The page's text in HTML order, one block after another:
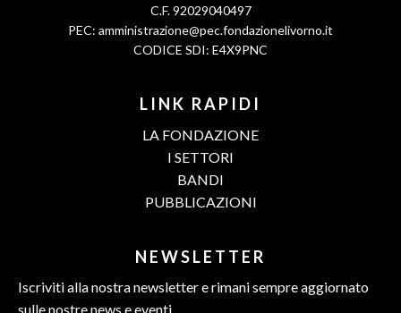
C.F. 92029040497
PEC: amministrazione@pec.fondazionelivorno.it
CODICE SDI: E4X9PNC
LINK RAPIDI
LA FONDAZIONE
I SETTORI
BANDI
PUBBLICAZIONI
NEWSLETTER
Iscriviti alla nostra newsletter e rimani sempre aggiornato
sulle nostre news e eventi.